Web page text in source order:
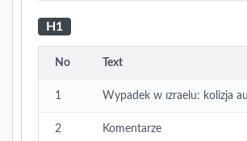
H1
No Text
1 Wypadek w ızraelu: kolizja
2 Komentarze